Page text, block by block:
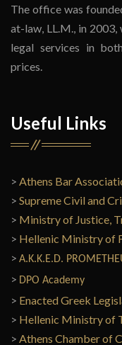
The office was
at-law, LL.M., in
legal services in
prices.
Useful Links
> Athens Bar
> Supreme Civil and
> Ministry of Justice,
> Hellenic Ministry of
> A.K.K.E.D.
> DPO Academy
> Enacted Greek
> Hellenic Ministry of
> Athens Chamber of